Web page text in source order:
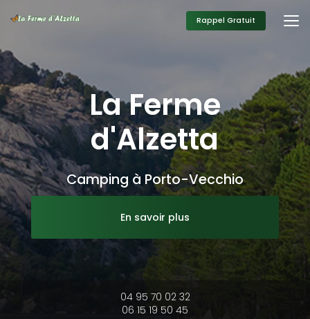
au
principal
Rappel Gratuit
La Ferme
d'Alzetta
Camping à Porto-Vecchio
En savoir plus
04 95 70 02 32
06 15 19 50 45